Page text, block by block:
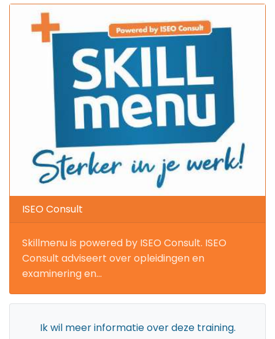
ISEO Consult
Skillmenu is powered by ISEO Consult. ISEO
Consult adviseert over opleidingen en
examinering en...
Ik wil meer informatie over deze training.